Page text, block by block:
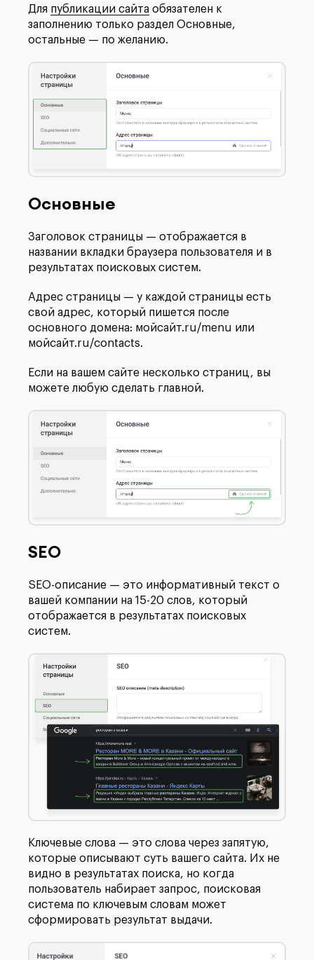
Для публикации сайта обязателен к
заполнению только раздел Основные,
остальные — по желанию.
Основные
Заголовок страницы — отображается в
названии вкладки браузера пользователя и в
результатах поисковых систем.
Адрес страницы — у каждой страницы есть
свой адрес, который пишется после
основного домена: мойсайт.ru/menu или
мойсайт.ru/contacts.
Если на вашем сайте несколько страниц, вы
можете любую сделать главной.
SEO
SEO-описание — это информативный текст о
вашей компании на 15-20 слов, который
отображается в результатах поисковых
систем.
Ключевые слова — это слова через запятую,
которые описывают суть вашего сайта. Их не
видно в результатах поиска, но когда
пользователь набирает запрос, поисковая
система по ключевым словам может
сформировать результат выдачи.